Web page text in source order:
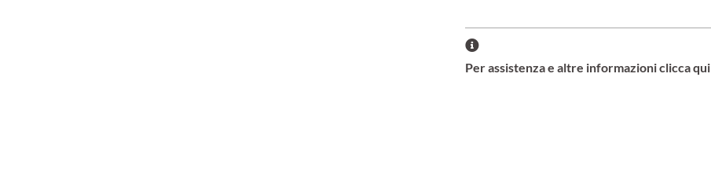
Per assistenza e altre informazioni clicca qui